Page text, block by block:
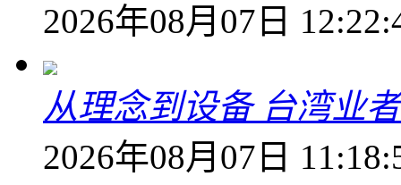
2026年08月07日
从理念到设备 台湾业
2026年08月07日